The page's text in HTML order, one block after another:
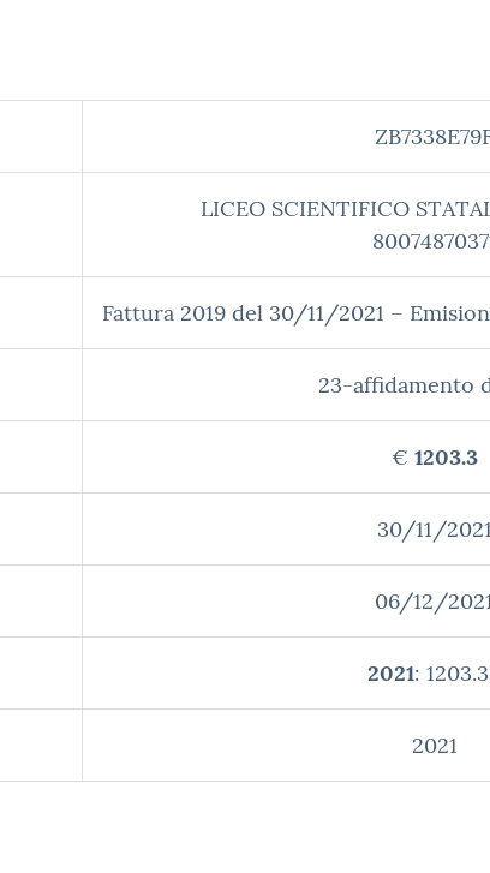
LICEO SCIENTIFICO
Fattura 2019 del 30/11/2021 –
23-affidamento
€ 1203.3
30/11/2021
06/12/
2021:
2021